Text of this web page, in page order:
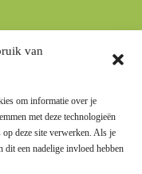
van
om informatie over je
met deze technologieën
deze site verwerken. Als je
dit een nadelige invloed hebben